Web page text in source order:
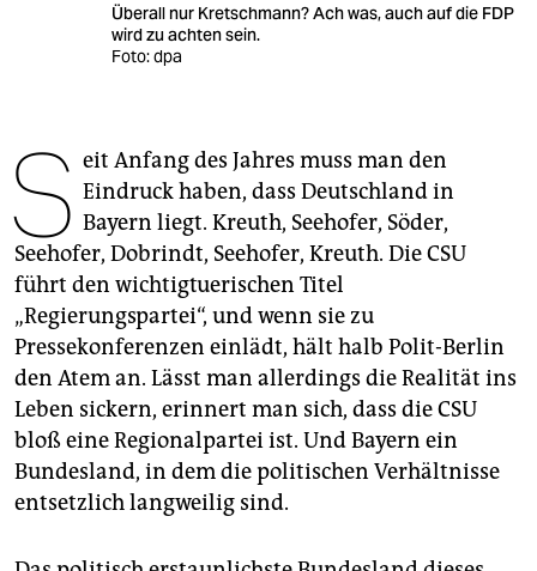
abo
genossenschaft
epaper login
Überall nur Kretschmann? Ach was, auch auf die FDP
wird zu achten sein.
Foto: dpa
S eit Anfang des Jahres muss man den
Eindruck haben, dass Deutschland in
Bayern liegt. Kreuth, Seehofer, Söder,
Seehofer, Dobrindt, Seehofer, Kreuth. Die CSU
führt den wichtigtuerischen Titel
„Regierungspartei“, und wenn sie zu
Pressekonferenzen einlädt, hält halb Polit-Berlin
den Atem an. Lässt man allerdings die Realität ins
Leben sickern, erinnert man sich, dass die CSU
bloß eine Regionalpartei ist. Und Bayern ein
Bundesland, in dem die politischen Verhältnisse
entsetzlich langweilig sind.